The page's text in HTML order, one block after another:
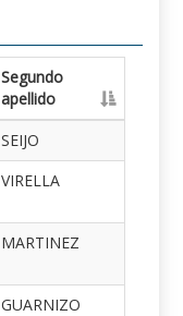
Segundo
apellido
SEIJO
VIRELLA
MARTINEZ
GUARNIZO